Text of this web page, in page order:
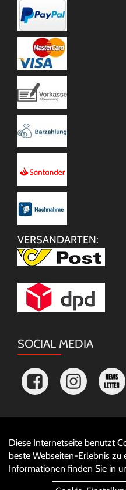
VERSANDARTEN:
SOCIAL MEDIA
Diese Internetseite benutzt
beste Webseiten-Erlebnis zu
Informationen finden Sie in